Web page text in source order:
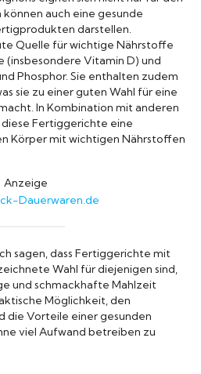
können auch eine gesunde
darstellen.
Quelle für wichtige Nährstoffe
(insbesondere Vitamin D) und
Phosphor. Sie enthalten zudem
sie zu einer guten Wahl für eine
In Kombination mit anderen
Fertiggerichte eine
Körper mit wichtigen Nährstoffen
Anzeige
sagen, dass Fertiggerichte mit
Wahl für diejenigen sind,
und schmackhafte Mahlzeit
Möglichkeit, den
die Vorteile einer gesunden
viel Aufwand betreiben zu